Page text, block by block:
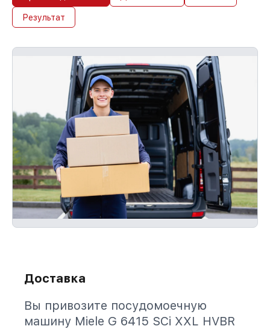
Результат
Доставка
Вы привозите посудомоечную
машину Miele G 6415 SCi XXL HVBR